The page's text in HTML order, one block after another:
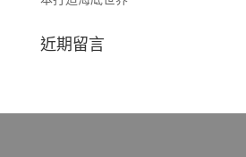
近期留言